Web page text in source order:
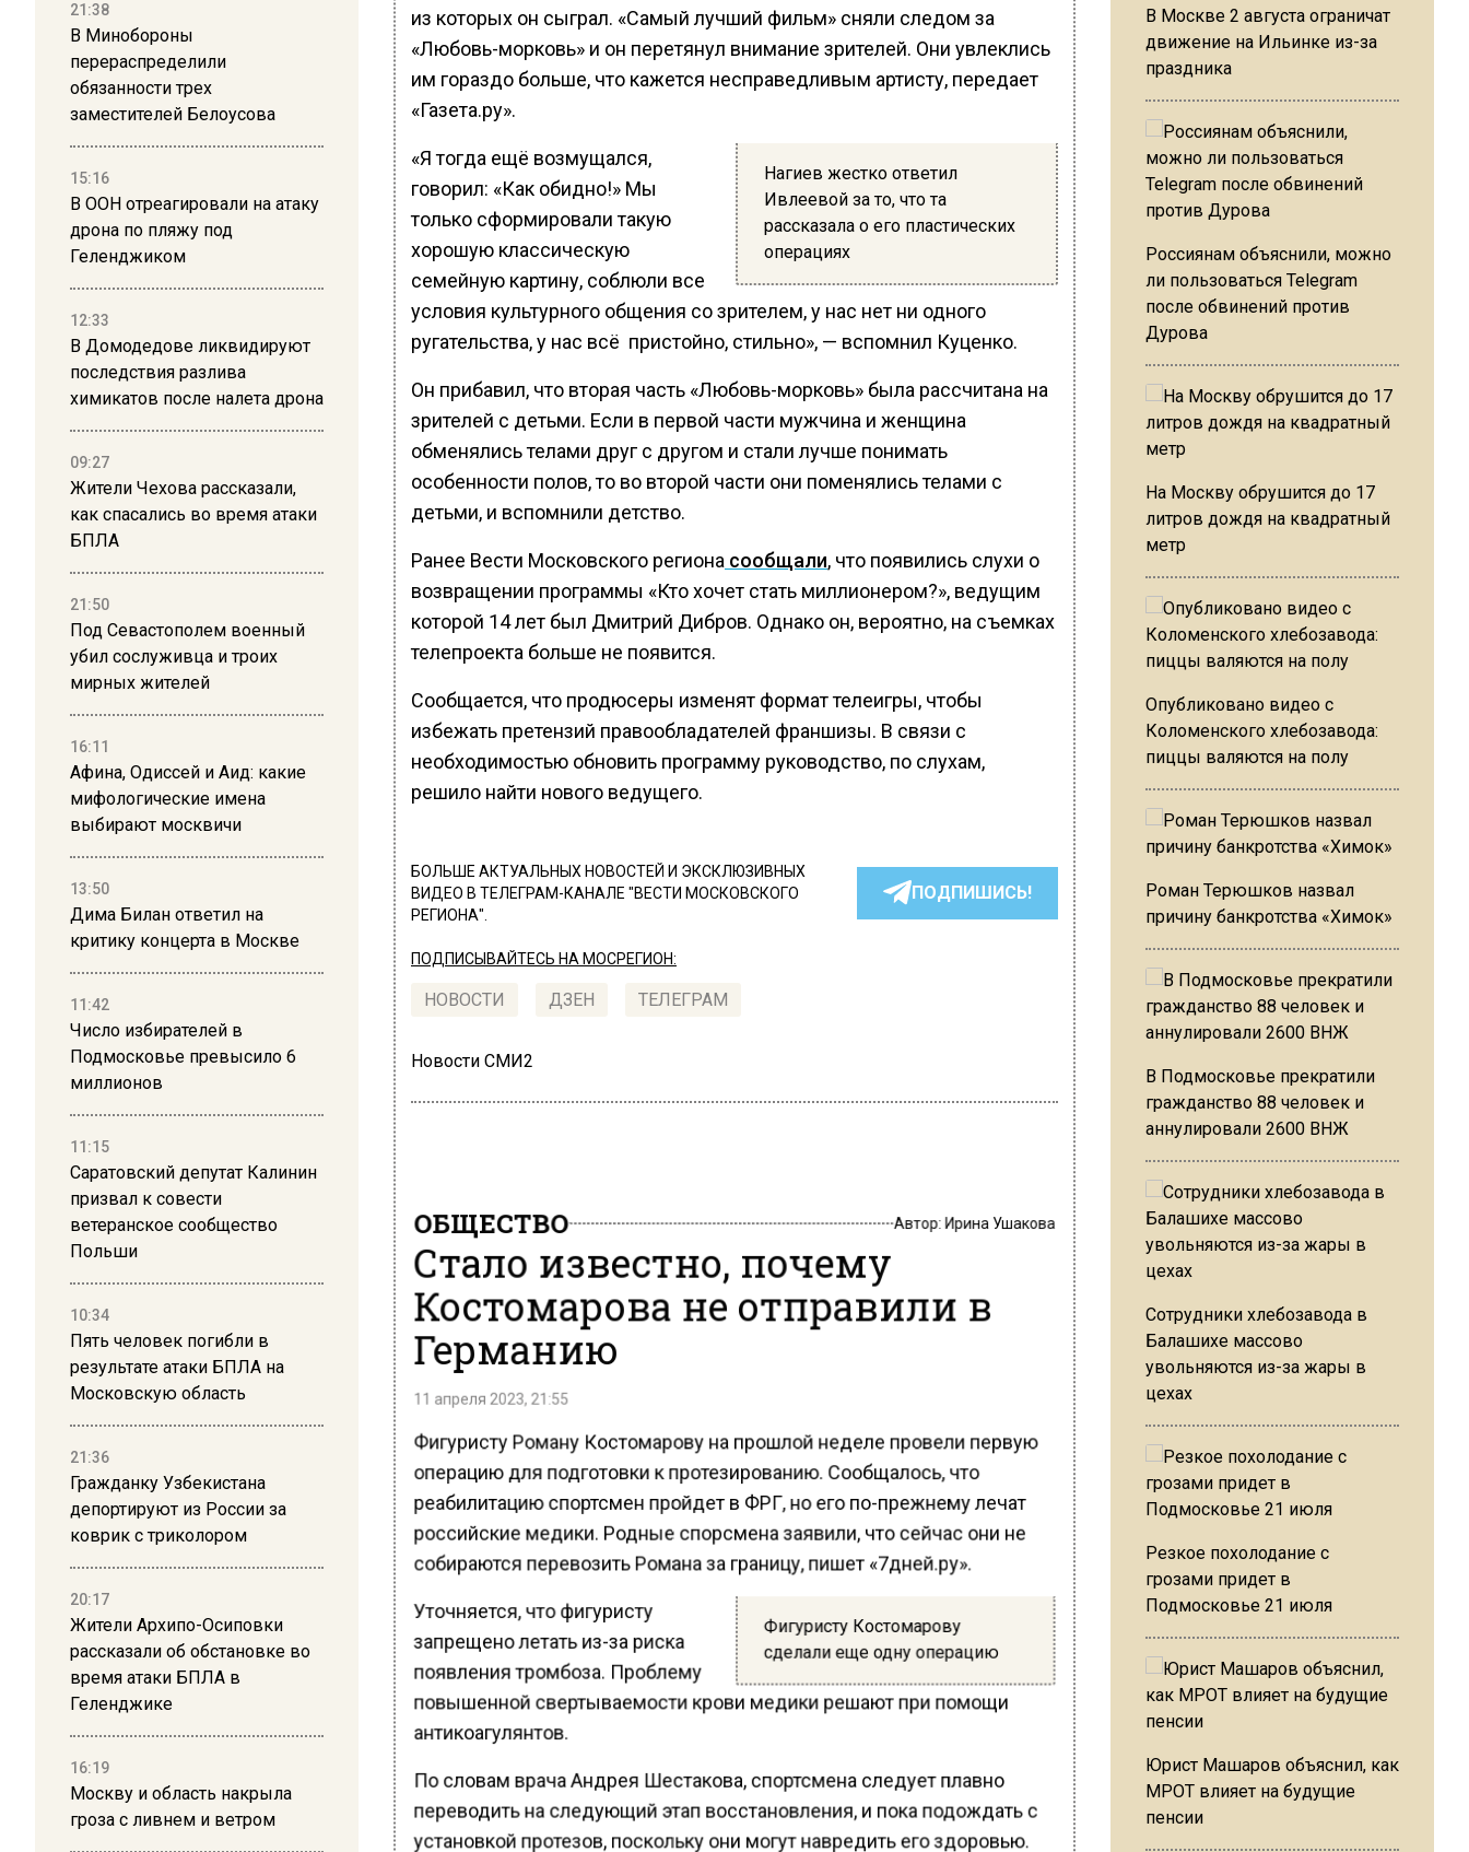
21:38
В Минобороны
перераспределили
обязанности трех
заместителей Белоусова
15:16
В ООН отреагировали на атаку
дрона по пляжу под
Геленджиком
12:33
В Домодедове ликвидируют
последствия разлива
химикатов после налета дрона
09:27
Жители Чехова рассказали,
как спасались во время атаки
БПЛА
21:50
Под Севастополем военный
убил сослуживца и троих
мирных жителей
16:11
Афина, Одиссей и Аид: какие
мифологические имена
выбирают москвичи
13:50
Дима Билан ответил на
критику концерта в Москве
11:42
Число избирателей в
Подмосковье превысило 6
миллионов
11:15
Саратовский депутат Калинин
призвал к совести
ветеранское сообщество
Польши
10:34
Пять человек погибли в
результате атаки БПЛА на
Московскую область
21:36
Гражданку Узбекистана
депортируют из России за
коврик с триколором
20:17
Жители Архипо-Осиповки
рассказали об обстановке во
время атаки БПЛА в
Геленджике
16:19
Москву и область накрыла
гроза с ливнем и ветром
из которых он сыграл. «Самый лучший фильм» сняли следом за
«Любовь-морковь» и он перетянул внимание зрителей. Они увлеклись
им гораздо больше, что кажется несправедливым артисту, передает
«Газета.ру».
Нагиев жестко ответил
Ивлеевой за то, что та
рассказала о его пластических
операциях
«Я тогда ещё возмущался,
говорил: «Как обидно!» Мы
только сформировали такую
хорошую классическую
семейную картину, соблюли все
условия культурного общения со зрителем, у нас нет ни одного
ругательства, у нас всё пристойно, стильно», — вспомнил Куценко.
Он прибавил, что вторая часть «Любовь-морковь» была рассчитана на
зрителей с детьми. Если в первой части мужчина и женщина
обменялись телами друг с другом и стали лучше понимать
особенности полов, то во второй части они поменялись телами с
детьми, и вспомнили детство.
Ранее Вести Московского региона сообщали, что появились слухи о
возвращении программы «Кто хочет стать миллионером?», ведущим
которой 14 лет был Дмитрий Дибров. Однако он, вероятно, на съемках
телепроекта больше не появится.
Сообщается, что продюсеры изменят формат телеигры, чтобы
избежать претензий правообладателей франшизы. В связи с
необходимостью обновить программу руководство, по слухам,
решило найти нового ведущего.
БОЛЬШЕ АКТУАЛЬНЫХ НОВОСТЕЙ И ЭКСКЛЮЗИВНЫХ
ВИДЕО В ТЕЛЕГРАМ-КАНАЛЕ "ВЕСТИ МОСКОВСКОГО
РЕГИОНА".
ПОДПИШИСЬ!
ПОДПИСЫВАЙТЕСЬ НА МОСРЕГИОН:
НОВОСТИ ДЗЕН ТЕЛЕГРАМ
Новости СМИ2
ОБЩЕСТВО Автор:Ирина Ушакова
Стало известно, почему
Костомарова не отправили в
Германию
11 апреля 2023, 21:55
Фигуристу Роману Костомарову на прошлой неделе провели первую
операцию для подготовки к протезированию. Сообщалось, что
реабилитацию спортсмен пройдет в ФРГ, но его по-прежнему лечат
российские медики. Родные спорсмена заявили, что сейчас они не
собираются перевозить Романа за границу, пишет «7дней.ру».
Фигуристу Костомарову
сделали еще одну операцию
Уточняется, что фигуристу
запрещено летать из-за риска
появления тромбоза. Проблему
повышенной свертываемости крови медики решают при помощи
антикоагулянтов.
По словам врача Андрея Шестакова, спортсмена следует плавно
переводить на следующий этап восстановления, и пока подождать с
установкой протезов, поскольку они могут навредить его здоровью.
В Москве 2 августа ограничат
движение на Ильинке из-за
праздника
Россиянам объяснили, можно
ли пользоваться Telegram
после обвинений против
Дурова
На Москву обрушится до 17
литров дождя на квадратный
метр
Опубликовано видео с
Коломенского хлебозавода:
пиццы валяются на полу
Роман Терюшков назвал
причину банкротства «Химок»
В Подмосковье прекратили
гражданство 88 человек и
аннулировали 2600 ВНЖ
Сотрудники хлебозавода в
Балашихе массово
увольняются из-за жары в
цехах
Резкое похолодание с
грозами придет в
Подмосковье 21 июля
Юрист Машаров объяснил, как
МРОТ влияет на будущие
пенсии